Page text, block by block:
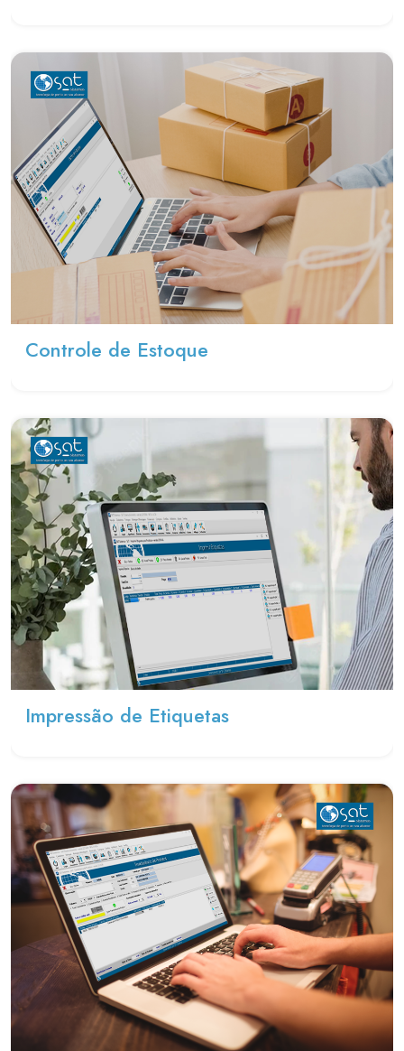
Controle de Estoque
Impressão de Etiquetas